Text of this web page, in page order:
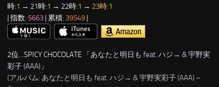
時:1 → 21時:1 → 22時:1 → 23時:1
| 指数: 5663 | 累積: 39549 |
2位…SPICY CHOCOLATE 「あなたと明日も feat. ハジ→ & 宇野実
彩子 (AAA) 」
(アルバム: あなたと明日も feat. ハジ→ & 宇野実彩子 (AAA) –